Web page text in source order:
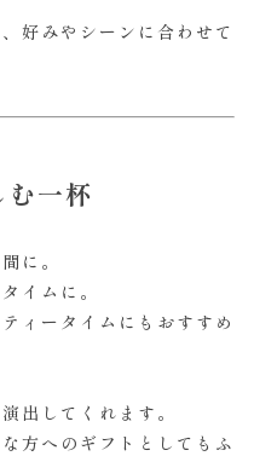
好みやシーンに合わせて
一杯
に。
イムに。
ィータイムにもおすすめ
出してくれます。
方へのギフトとしてもふ